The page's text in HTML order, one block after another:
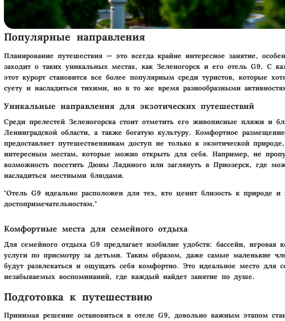
Популярные направления
Планирование путешествия — это всегда крайне интересное занятие,
заходит о таких уникальных местах, как Зеленогорск и его отель G9. С
этот курорт становится все более популярным среди туристов, которые
суету и насладиться тихими, но в то же время разнообразными
Уникальные направления для экзотических путешествий
Среди прелестей Зеленогорска стоит отметить его живописные пляжи и
Ленинградской области, а также богатую культуру. Комфортное
предоставляет путешественникам доступ не только к экзотической
интересным местам, которые можно открыть для себя. Например, не
возможность посетить Дюны Лядиного или заглянуть в Приозерск, где
насладиться местными блюдами.
"Отель G9 идеально расположен для тех, кто ценит близость к природе и
достопримечательностям."
Комфортные места для семейного отдыха
Для семейного отдыха G9 предлагает изобилие удобств: бассейн, игровая
услуги по присмотру за детьми. Таким образом, даже самые маленькие
будут развлекаться и ощущать себя комфортно. Это идеальное место для
незабываемых воспоминаний, где каждый найдет занятие по душе.
Подготовка к путешествию
Принимая решение остановиться в отеле G9, довольно важным этапом